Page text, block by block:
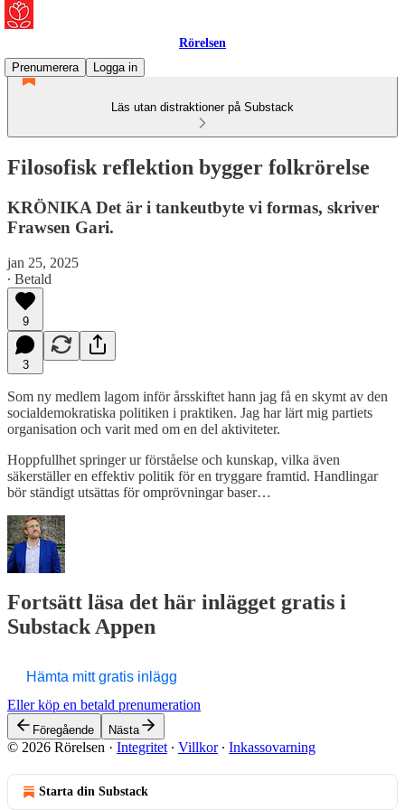
Rörelsen
Prenumerera
Logga in
Läs utan distraktioner på Substack
Filosofisk reflektion bygger folkrörelse
KRÖNIKA Det är i tankeutbyte vi formas, skriver
Frawsen Gari.
jan 25, 2025
∙ Betald
9
3
Som ny medlem lagom inför årsskiftet hann jag få en skymt av den
socialdemokratiska politiken i praktiken. Jag har lärt mig partiets
organisation och varit med om en del aktiviteter.
Hoppfullhet springer ur förståelse och kunskap, vilka även
säkerställer en effektiv politik för en tryggare framtid. Handlingar
bör ständigt utsättas för omprövningar baser…
Fortsätt läsa det här inlägget gratis i
Substack Appen
Hämta mitt gratis inlägg
Eller köp en betald prenumeration
Föregående Nästa
© 2026 Rörelsen · Integritet ∙ Villkor∙ Inkassovarning
Starta din Substack